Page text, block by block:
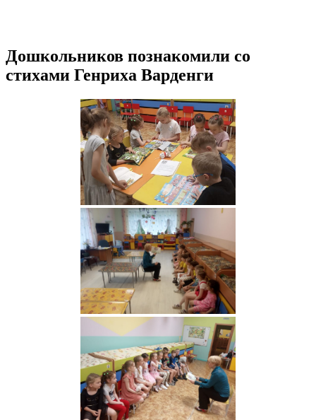
Дошкольников познакомили со
стихами Генриха Варденги